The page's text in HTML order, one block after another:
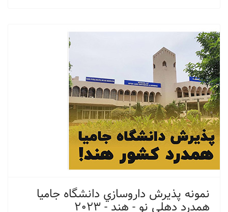
نمونه پذیرش داروسازي دانشگاه جاميا
همدرد دهلي نو - هند - ٢٠٢٣